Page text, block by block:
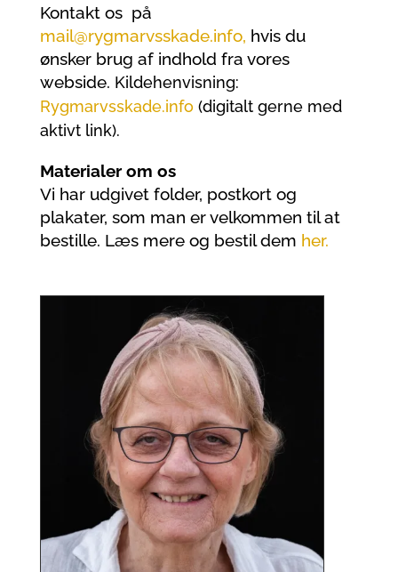
Kontakt os på
mail@rygmarvsskade.info, hvis du
ønsker brug af indhold fra vores
webside. Kildehenvisning:
Rygmarvsskade.info(digitalt gerne med
aktivt link).
Materialer om os
Vi har udgivet folder, postkort og
plakater, som man er velkommen til at
bestille. Læs mere og bestil dem her.